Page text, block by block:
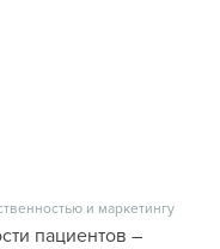
и маркетингу
пациентов –